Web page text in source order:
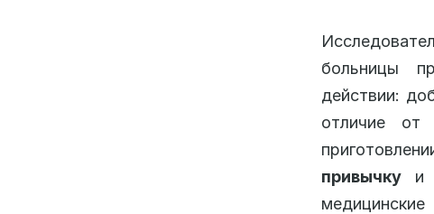
больницы
действии:
отличие
привычку и